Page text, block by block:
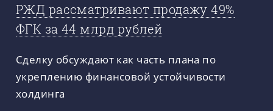
РЖД рассматривают продажу 49%
ФГК за 44 млрд рублей
Сделку обсуждают как часть плана по
укреплению финансовой устойчивости
холдинга